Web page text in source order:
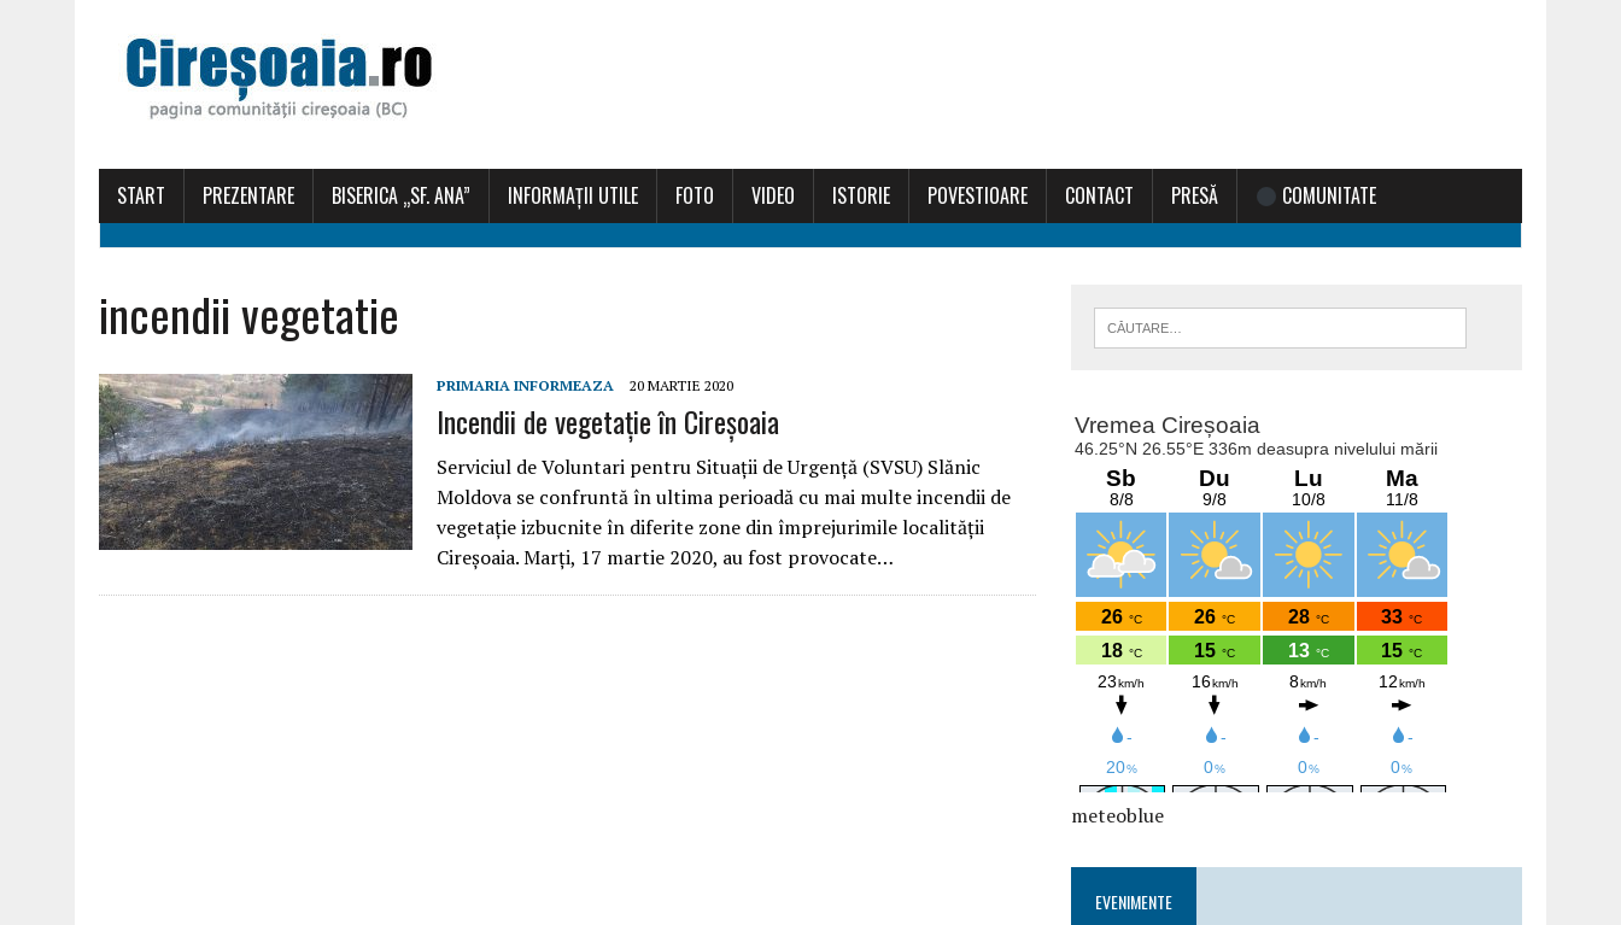
START PREZENTARE BISERICA „SF. ANA” INFORMAȚII UTILE FOTO VIDEO ISTORIE POVESTIOARE CONTACT PRESĂ COMUNITATE
incendii vegetatie
PRIMARIA INFORMEAZA 20 MARTIE 2020
Incendii de vegetație în Cireșoaia
Serviciul de Voluntari pentru Situaţii de Urgenţă (SVSU) Slănic
Moldova se confruntă în ultima perioadă cu mai multe incendii de
vegetație izbucnite în diferite zone din împrejurimile localității
Cireșoaia. Marți, 17 martie 2020, au fost provocate…
meteoblue
EVENIMENTE